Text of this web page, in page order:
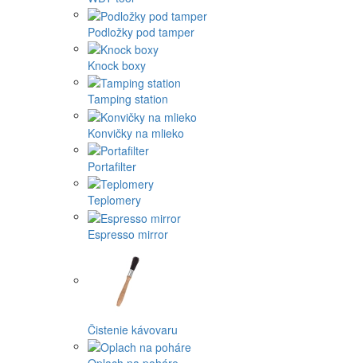
Podložky pod tamper
Knock boxy
Tamping station
Konvičky na mlieko
Portafilter
Teplomery
Espresso mirror
Čistenie kávovaru